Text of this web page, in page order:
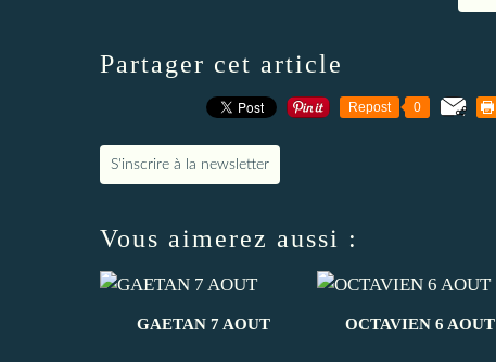
Partager cet article
Repost 0
S'inscrire à la newsletter
Vous aimerez aussi :
GAETAN 7 AOUT OCTAVIEN 6 AOUT